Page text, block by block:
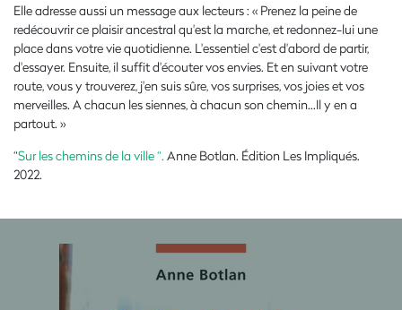
Elle adresse aussi un message aux lecteurs : « Prenez la peine de
redécouvrir ce plaisir ancestral qu'est la marche, et redonnez-lui une
place dans votre vie quotidienne. L'essentiel c'est d'abord de partir,
d'essayer. Ensuite, il suffit d'écouter vos envies. Et en suivant votre
route, vous y trouverez, j'en suis sûre, vos surprises, vos joies et vos
merveilles. A chacun les siennes, à chacun son chemin...Il y en a
partout. »
“Sur les chemins de la ville “. Anne Botlan. Édition Les Impliqués.
2022.